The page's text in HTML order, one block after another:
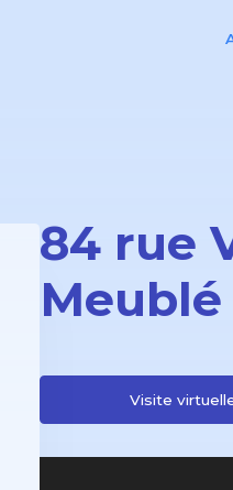
84 rue
Meublé
Visite